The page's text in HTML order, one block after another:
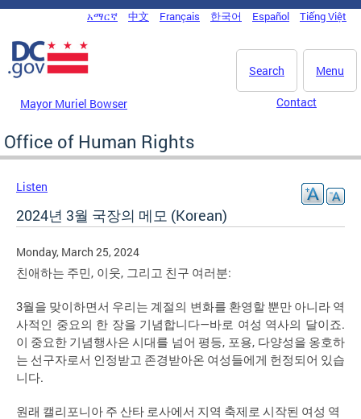
Skip to main content
DC Agency Top Menu
አማርኛ 中文 Français 한국어 Español Tiếng Việt
Menu
Search
Mayor Muriel Bowser Contact
Office of Human Rights
Listen
2024년 3월 국장의 메모 (Korean)
Monday, March 25, 2024
친애하는 주민 , 이웃, 그리고 친구 여러분:
3월을 맞이하면서 우리는 계절의 변화를 환영할 뿐만 아니라 역
사적인
중요의 한 장을 기념합니다—바로 여성 역사의 달이죠.
이 중요한 기념행사은 시대를 넘어 평등, 포용, 다양성을 옹호하
는 선구자로서 인정받고 존경받아온 여성들에게 헌정되어 있습
니다.
원래 캘리포니아 주 산타 로사에서 지역 축제로 시작된 여성 역